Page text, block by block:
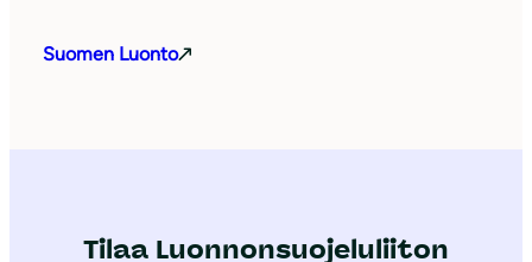
Suomen Luonto
Tilaa Luonnonsuojeluliiton